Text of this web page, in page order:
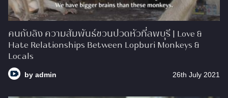
คนกับลิง ความสัมพันธ์ชวนปวดหัวที่ลพบุรี | Love &
Hate Relationships Between Lopburi Monkeys &
Locals
byadmin 26th July 2021